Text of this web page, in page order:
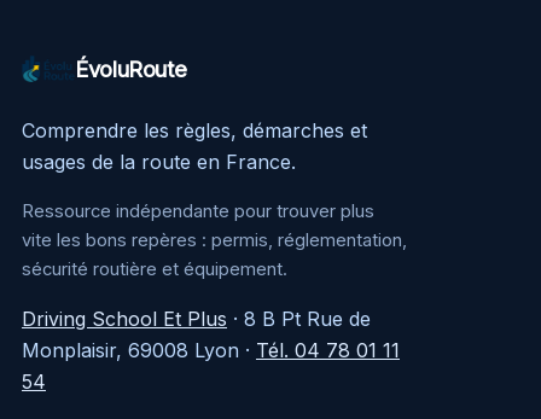
ÉvoluRoute
Comprendre les règles, démarches et
usages de la route en France.
Ressource indépendante pour trouver plus
vite les bons repères : permis, réglementation,
sécurité routière et équipement.
Driving School Et Plus · 8 B Pt Rue de
Monplaisir, 69008 Lyon · Tél. 04 78 01 11
54